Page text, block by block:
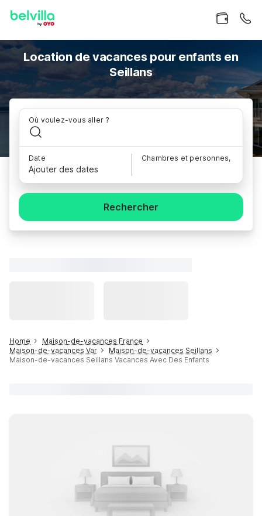
Location de vacances pour enfants en
Seillans
Où voulez-vous aller ?
Date
Ajouter des dates
Chambres et personnes,
Rechercher
Home
Maison-de-vacances France
Maison-de-vacances Var
Maison-de-vacances Seillans
Maison-de-vacances Seillans Vacances Avec Des Enfants